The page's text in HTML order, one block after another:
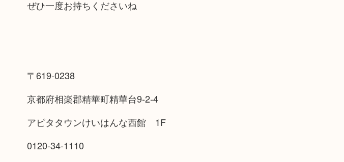
ぜひ一度お持ちくださいね
〒619-0238
京都府相楽郡精華町精華台9-2-4
アピタタウンけいはんな西館 1F
0120-34-1110